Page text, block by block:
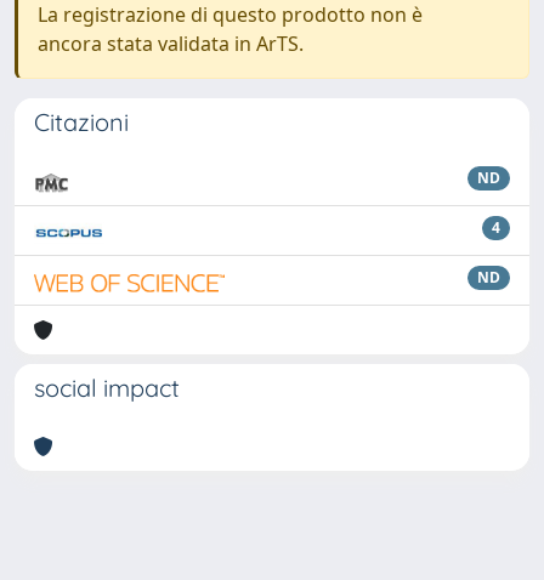
La registrazione di questo prodotto non è
ancora stata validata in ArTS.
Citazioni
ND
4
ND
social impact